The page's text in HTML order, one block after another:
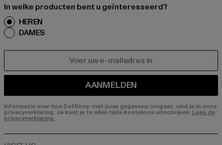
In welke producten bent u geïnteresseerd?
HEREN
DAMES
AANMELDEN
Informatie over hoe DefShop met jouw gegevens omgaat, vind je in onze
privacyverklaring. Je kunt je te allen tijde kosteloos uitschrijven. Lees de
privacyverklaring.